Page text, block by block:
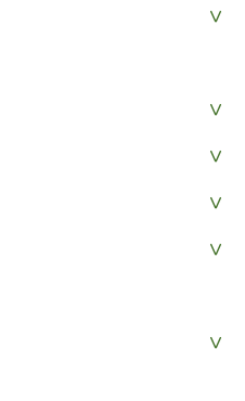
>
>
>
>
>
>